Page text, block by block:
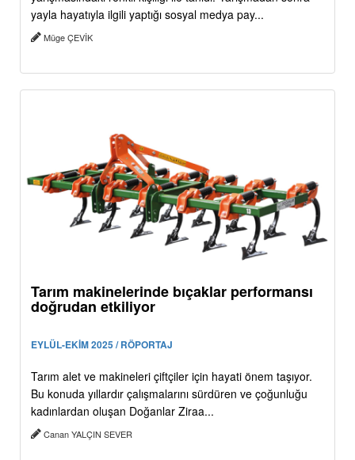
yayla hayatıyla ilgili yaptığı sosyal medya pay...
Müge ÇEVİK
Tarım makinelerinde bıçaklar performansı
doğrudan etkiliyor
EYLÜL-EKİM 2025 / RÖPORTAJ
Tarım alet ve makineleri çiftçiler için hayati önem taşıyor.
Bu konuda yıllardır çalışmalarını sürdüren ve çoğunluğu
kadınlardan oluşan Doğanlar Ziraa...
Canan YALÇIN SEVER